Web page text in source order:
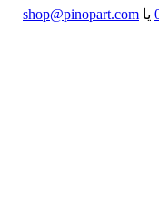
یا shop@pinopart.com